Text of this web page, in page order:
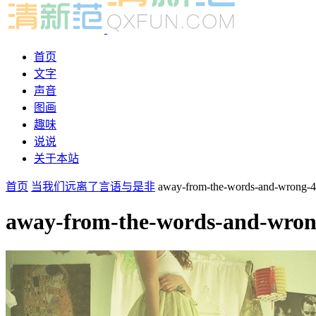
首页
文字
声音
图画
趣味
说说
关于本站
首页 当我们远离了言语与是非 away-from-the-words-and-wrong-4
away-from-the-words-and-